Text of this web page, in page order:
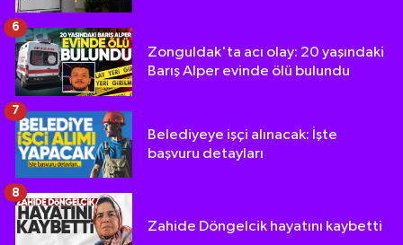
Zonguldak'ta acı olay: 20 yaşındaki
Barış Alper evinde ölü bulundu
6
Belediyeye işçi alınacak: İşte
başvuru detayları
7
Zahide Döngelcik hayatını kaybetti
8